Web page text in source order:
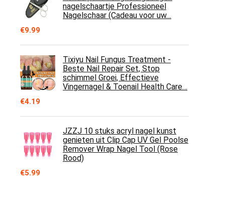
nagelschaartje Professioneel
Nagelschaar (Cadeau voor uw…
€9.99
Tixiyu Nail Fungus Treatment -
Beste Nail Repair Set, Stop
schimmel Groei, Effectieve
Vingernagel & Toenail Health Care…
€4.19
JZZJ 10 stuks acryl nagel kunst
genieten uit Clip Cap UV Gel Poolse
Remover Wrap Nagel Tool (Rose
Rood)
€5.99